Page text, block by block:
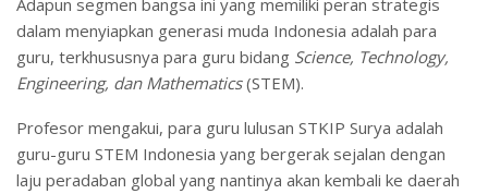
Adapun segmen bangsa ini yang memiliki peran strategis
dalam menyiapkan generasi muda Indonesia adalah para
guru, terkhususnya para guru bidang Science, Technology,
Engineering, dan Mathematics(STEM).
Profesor mengakui, para guru lulusan STKIP Surya adalah
guru-guru STEM Indonesia yang bergerak sejalan dengan
laju peradaban global yang nantinya akan kembali ke daerah